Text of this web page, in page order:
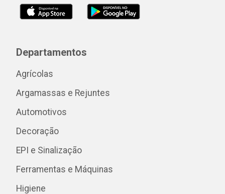
Departamentos
Agrícolas
Argamassas e Rejuntes
Automotivos
Decoração
EPI e Sinalização
Ferramentas e Máquinas
Higiene